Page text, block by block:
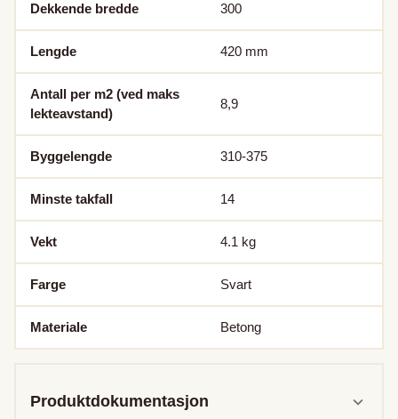
Dekkende bredde 300
Lengde 420 mm
Antall per m2 (ved maks
lekteavstand)
8,9
Byggelengde 310-375
Minste takfall 14
Vekt 4.1 kg
Farge Svart
Materiale Betong
Produktdokumentasjon